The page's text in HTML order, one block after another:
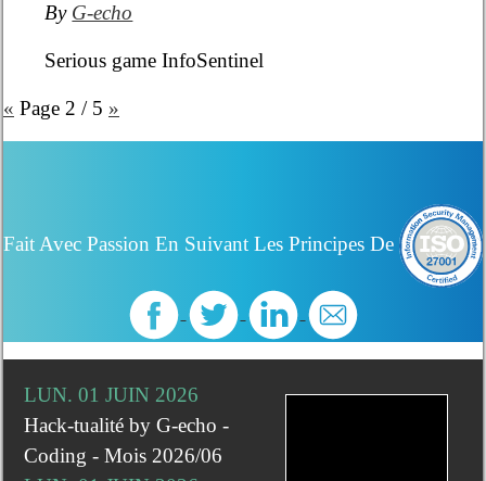
By G-echo
Serious game InfoSentinel
« Page 2 / 5 »
Fait Avec Passion En Suivant Les Principes De
LUN. 01 JUIN 2026
Hack-tualité by G-echo -
Coding - Mois 2026/06